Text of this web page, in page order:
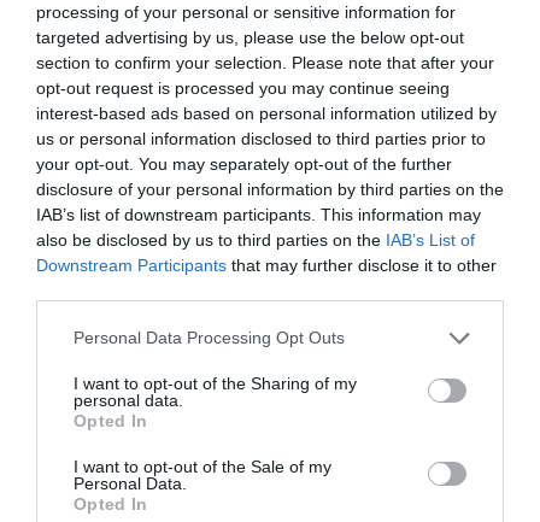
processing of your personal or sensitive information for
targeted advertising by us, please use the below opt-out
section to confirm your selection. Please note that after your
opt-out request is processed you may continue seeing
interest-based ads based on personal information utilized by
us or personal information disclosed to third parties prior to
your opt-out. You may separately opt-out of the further
disclosure of your personal information by third parties on the
IAB’s list of downstream participants. This information may
also be disclosed by us to third parties on the IAB’s List of
Downstream Participants that may further disclose it to other
Please note that this website/app uses one or more Google
not limited to your visit or usage behaviour. You may click to
grant or deny consent to Google and its third-party tags to
use your data for below specified purposes in below Google
consent section.
Personal Data Processing Opt Outs
I want to opt-out of the Sharing of my
personal data.
Opted In
I want to opt-out of the Sale of my
Personal Data.
Opted In
368 38 195
2 h 35 min
Fungus Dries Up And Falls Off After The First
201 98